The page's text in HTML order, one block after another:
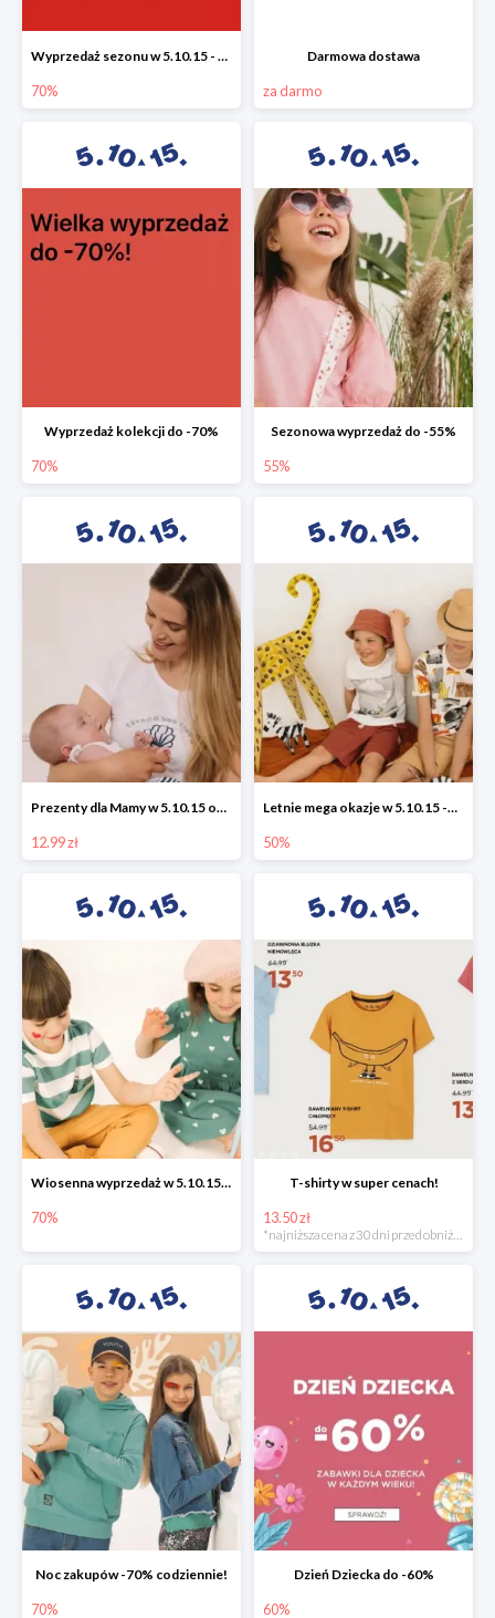
Wyprzedaż sezonu w 5.10.15 - cały asortyment -70%
70%
Darmowa dostawa
za darmo
Wyprzedaż kolekcji do -70%
70%
Sezonowa wyprzedaż do -55%
55%
Prezenty dla Mamy w 5.10.15 od 12,99 zł
12.99 zł
Letnie mega okazje w 5.10.15 -50%
50%
Wiosenna wyprzedaż w 5.10.15 -70%
70%
T-shirty w super cenach!
13.50 zł
*najniższa cena z 30 dni przed obniżką
Noc zakupów -70% codziennie!
70%
Dzień Dziecka do -60%
60%